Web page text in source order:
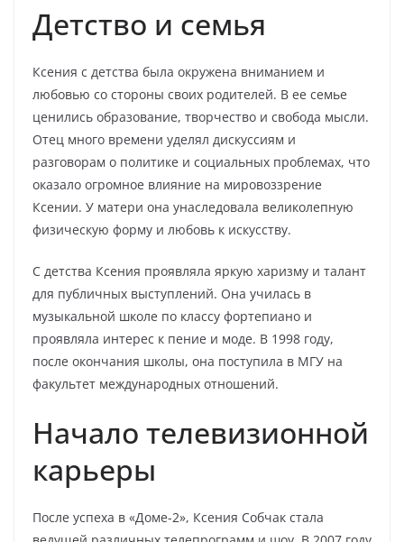
Детство и семья
Ксения с детства была окружена вниманием и
любовью со стороны своих родителей. В ее семье
ценились образование, творчество и свобода мысли.
Отец много времени уделял дискуссиям и
разговорам о политике и социальных проблемах, что
оказало огромное влияние на мировоззрение
Ксении. У матери она унаследовала великолепную
физическую форму и любовь к искусству.
С детства Ксения проявляла яркую харизму и талант
для публичных выступлений. Она училась в
музыкальной школе по классу фортепиано и
проявляла интерес к пение и моде. В 1998 году,
после окончания школы, она поступила в МГУ на
факультет международных отношений.
Начало телевизионной
карьеры
После успеха в «Доме-2», Ксения Собчак стала